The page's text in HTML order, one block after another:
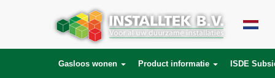
Gasloos wonen Product informatie ISDE
SELECT * FROM products LEFT JOIN product_description ON
product_to_category.product_id) WHERE lang_id='nl' AND